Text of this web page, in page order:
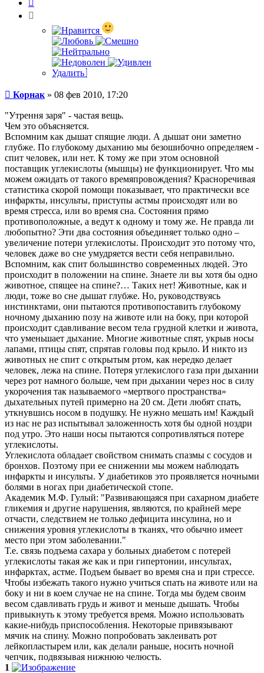
Удалить
Сообщение
Корнак » 08 фев 2010, 17:20
"Утрення заря" - частая вещь.
Чем это объясняется.
Вспомним как дышат спящие люди. А дышат они заметно
глубже. По глубокому дыханию мы безошибочно определяем -
спит человек, или нет. К тому же при этом основной
поставщик углекислоты (мышцы) не функционирует. Что мы
можем ожидать от такого времяпровождения? Красноречивая
статистика скорой помощи показывает, что практически все
инфаркты, инсульты, приступы астмы происходят или во
время стресса, или во время сна. Состояния прямо
противоположные, а ведут к одному и тому же. Не правда ли
любопытно? Эти два состояния объединяет только одно –
увеличение потери углекислоты. Происходит это потому что,
человек даже во сне умудряется вести себя неправильно.
Вспомним, как спит большинство современных людей. Это
происходит в положении на спине. Знаете ли вы хотя бы одно
животное, спящее на спине?… Таких нет! Животные, как и
люди, тоже во сне дышат глубже. Но, руководствуясь
инстинктами, они пытаются противопоставить глубокому
ночному дыханию позу на животе или на боку, при которой
происходит сдавливание весом тела грудной клетки и живота,
что уменьшает дыхание. Многие животные спят, укрыв носы
лапами, птицы спят, спрятав головы под крыло. И никто из
животных не спит с открытым ртом, как нередко делает
человек, лежа на спине. Потеря углекислого газа при дыхании
через рот намного больше, чем при дыхании через нос в силу
укорочения так называемого «мертвого пространства»
дыхательных путей примерно на 20 см. Дети любят спать,
уткнувшись носом в подушку. Не нужно мешать им! Каждый
из нас не раз испытывал заложенность хотя бы одной ноздри
под утро. Это наши носы пытаются сопротивляться потере
углекислоты.
Углекислота обладает свойством снимать спазмы с сосудов и
бронхов. Поэтому при ее снижении мы можем наблюдать
инфаркты и инсульты. У диабетиков это проявляется ночными
болями в ногах при диабетической стопе.
Академик М.Ф. Гулый: "Развивающаяся при сахарном диабете
гликемия и другие нарушения, являются, по крайней мере
отчасти, следствием не только дефицита инсулина, но и
снижения уровня углекислоты в тканях, что обычно имеет
место при этом заболевании."
Т.е. связь подъема сахара у больных диабетом с потерей
углекислоты такая же как и при гипертонии, инсультах,
инфарктах, астме. Подъем бывает во время сна и при стрессе.
Чтобы избежать такого нужно учиться спать на животе или на
боку и ни в коем случае не на спине. Тогда мы будем своим
весом сдавливать грудь и живот и меньше дышать. Чтобы
привыкнуть к этому требуется время. Можно использовать
какие-нибудь приспособления. Некоторые привязывают
мячик на спину. Можно попробовать заклеивать рот
лейкопластырем или, как делали раньше, носить ночной
чепчик, подвязывая нижнюю челюсть.
1